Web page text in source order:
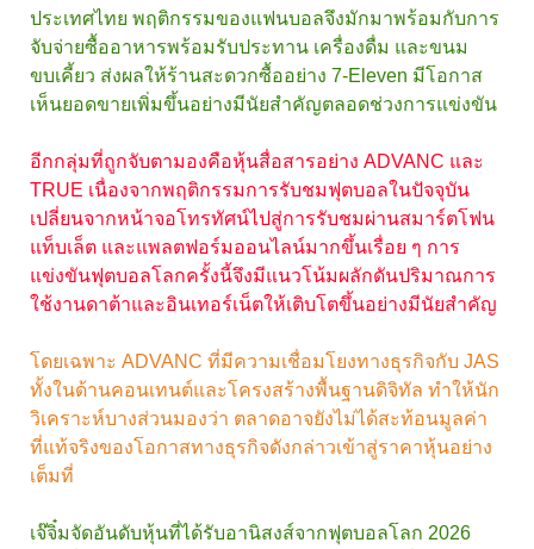
ประเทศไทย พฤติกรรมของแฟนบอลจึงมักมาพร้อมกับการ
จับจ่ายซื้ออาหารพร้อมรับประทาน เครื่องดื่ม และขนม
ขบเคี้ยว ส่งผลให้ร้านสะดวกซื้ออย่าง 7-Eleven มีโอกาส
เห็นยอดขายเพิ่มขึ้นอย่างมีนัยสำคัญตลอดช่วงการแข่งขัน
อีกกลุ่มที่ถูกจับตามองคือหุ้นสื่อสารอย่าง ADVANC และ
TRUE เนื่องจากพฤติกรรมการรับชมฟุตบอลในปัจจุบัน
เปลี่ยนจากหน้าจอโทรทัศน์ไปสู่การรับชมผ่านสมาร์ตโฟน
แท็บเล็ต และแพลตฟอร์มออนไลน์มากขึ้นเรื่อย ๆ การ
แข่งขันฟุตบอลโลกครั้งนี้จึงมีแนวโน้มผลักดันปริมาณการ
ใช้งานดาต้าและอินเทอร์เน็ตให้เติบโตขึ้นอย่างมีนัยสำคัญ
โดยเฉพาะ ADVANC ที่มีความเชื่อมโยงทางธุรกิจกับ JAS
ทั้งในด้านคอนเทนต์และโครงสร้างพื้นฐานดิจิทัล ทำให้นัก
วิเคราะห์บางส่วนมองว่า ตลาดอาจยังไม่ได้สะท้อนมูลค่า
ที่แท้จริงของโอกาสทางธุรกิจดังกล่าวเข้าสู่ราคาหุ้นอย่าง
เต็มที่
เจ๊จิ๋มจัดอันดับหุ้นที่ได้รับอานิสงส์จากฟุตบอลโลก 2026